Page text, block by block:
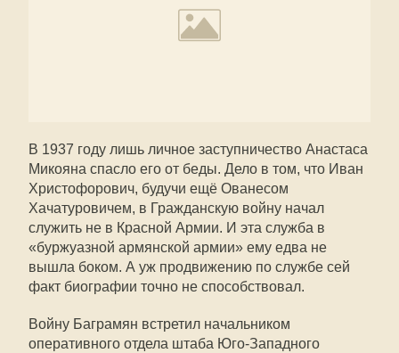
В 1937 году лишь личное заступничество Анастаса
Микояна спасло его от беды. Дело в том, что Иван
Христофорович, будучи ещё Ованесом
Хачатуровичем, в Гражданскую войну начал
служить не в Красной Армии. И эта служба в
«буржуазной армянской армии» ему едва не
вышла боком. А уж продвижению по службе сей
факт биографии точно не способствовал.
Войну Баграмян встретил начальником
оперативного отдела штаба Юго-Западного